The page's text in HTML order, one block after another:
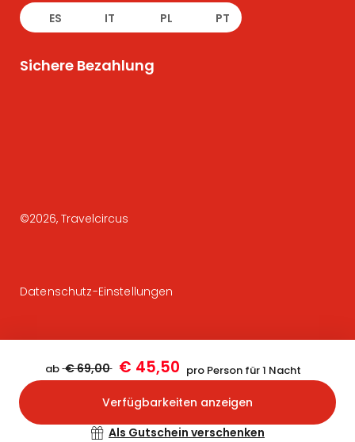
Bestätigen
ab € 69,00 € 45,50 pro Person für 1 Nacht
Verfügbarkeiten anzeigen
Als Gutschein verschenken
ES IT PL PT
Sichere Bezahlung
©2026, Travelcircus
Datenschutz-Einstellungen